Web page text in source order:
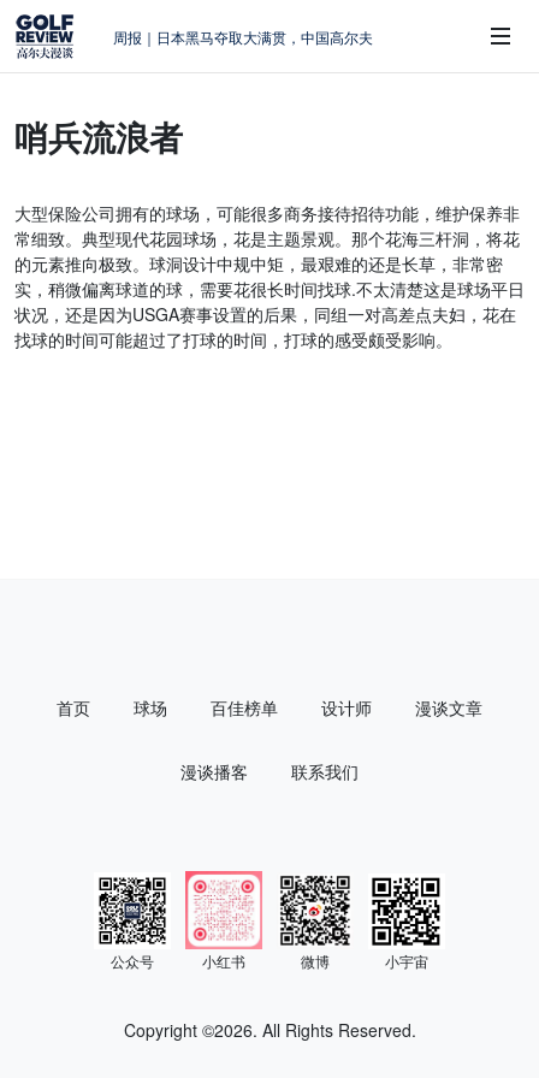
周报｜日本黑马夺取大满贯，中国高尔夫
AIG英国女子公开赛，一场大满贯的50年
蜕变
龙
查莉·赫尔：不断制造“麻烦”的流量明星
Menu
哨兵流浪者
大型保险公司拥有的球场，可能很多商务接待招待功能，维护保养非
常细致。典型现代花园球场，花是主题景观。那个花海三杆洞，将花
的元素推向极致。球洞设计中规中矩，最艰难的还是长草，非常密
实，稍微偏离球道的球，需要花很长时间找球.不太清楚这是球场平日
状况，还是因为USGA赛事设置的后果，同组一对高差点夫妇，花在
找球的时间可能超过了打球的时间，打球的感受颇受影响。
首页 球场 百佳榜单 设计师 漫谈文章
漫谈播客 联系我们
公众号 小红书 微博 小宇宙
Copyright ©2026. All Rights Reserved.